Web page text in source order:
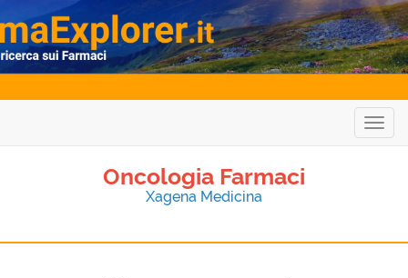
Oncologia Farmaci
Xagena Medicina